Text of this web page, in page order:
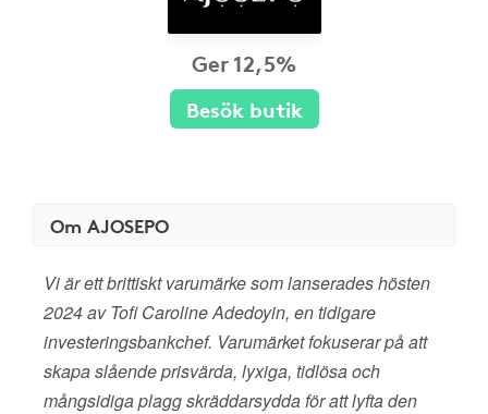
Ger 12,5%
Besök butik
Om AJOSEPO
Vi är ett brittiskt varumärke som lanserades hösten
2024 av Tofi Caroline Adedoyin, en tidigare
investeringsbankchef. Varumärket fokuserar på att
skapa slående prisvärda, lyxiga, tidlösa och
mångsidiga plagg skräddarsydda för att lyfta den